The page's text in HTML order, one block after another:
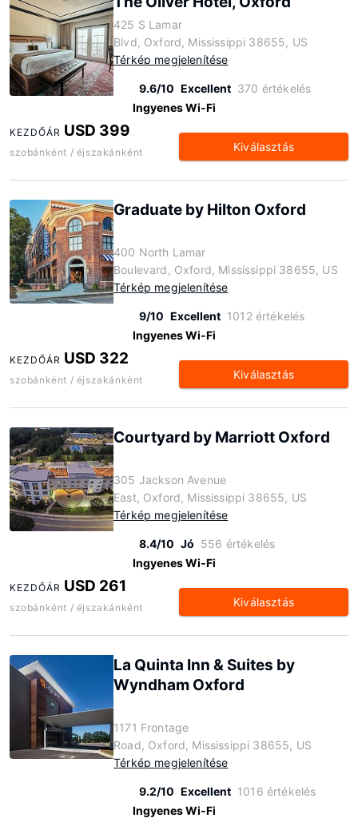
425 S Lamar
Blvd, Oxford, Mississippi 38655, US
Térkép megjelenítése
9.6/10 Excellent 370 értékelés
Ingyenes Wi-Fi
KEZDŐÁR USD 399
szobánként / éjszakánként Kiválasztás
Graduate by Hilton Oxford
400 North Lamar
Boulevard, Oxford, Mississippi 38655, US
Térkép megjelenítése
9/10 Excellent 1012 értékelés
Ingyenes Wi-Fi
KEZDŐÁR USD 322
szobánként / éjszakánként Kiválasztás
Courtyard by Marriott Oxford
305 Jackson Avenue
East, Oxford, Mississippi 38655, US
Térkép megjelenítése
8.4/10 Jó 556 értékelés
Ingyenes Wi-Fi
KEZDŐÁR USD 261
szobánként / éjszakánként Kiválasztás
La Quinta Inn & Suites by
Wyndham Oxford
1171 Frontage
Road, Oxford, Mississippi 38655, US
Térkép megjelenítése
9.2/10 Excellent 1016 értékelés
Ingyenes Wi-Fi